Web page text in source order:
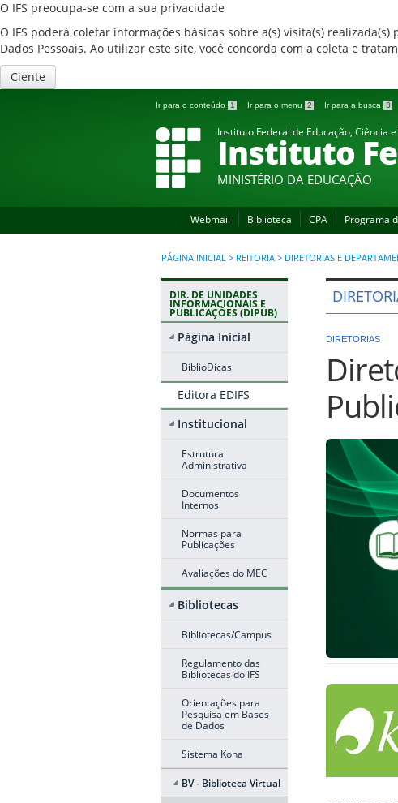
O IFS preocupa-se com a sua privacidade
O IFS poderá coletar informações básicas sobre a(s) visita(s)
Dados Pessoais. Ao utilizar este site, você concorda com a coleta e
Ciente
Ir para o conteúdo 1 Ir para o menu 2 Ir para a busca 3
Instituto Federal de Educação, Ciência
Instituto
MINISTÉRIO DA EDUCAÇÃO
Webmail Biblioteca CPA Programa
PÁGINA INICIAL > REITORIA > DIRETORIAS E
DIR. DE UNIDADES
INFORMACIONAIS E
PUBLICAÇÕES (DIPUB)
Página Inicial
BiblioDicas
Editora EDIFS
Institucional
Estrutura
Administrativa
Documentos
Internos
Normas para
Publicações
Avaliações do MEC
Bibliotecas
Bibliotecas/Campus
Regulamento das
Bibliotecas do IFS
Orientações para
Pesquisa em Bases
de Dados
Sistema Koha
BV - Biblioteca Virtual
DIRETORIAS